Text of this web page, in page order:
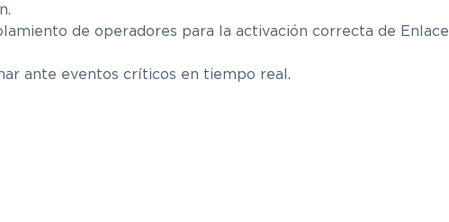
de operadores para la activación correcta de Enlace
ante eventos críticos en tiempo real.